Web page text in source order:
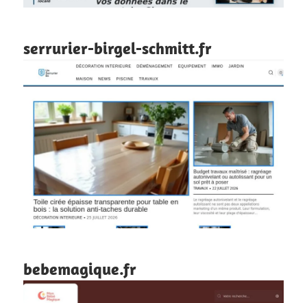
serrurier-birgel-schmitt.fr
bebemagique.fr